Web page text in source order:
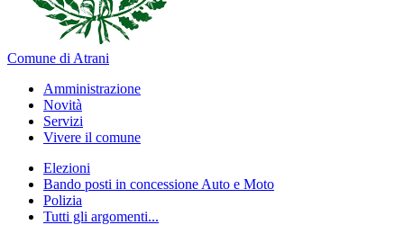
Comune di Atrani
Amministrazione
Novità
Servizi
Vivere il comune
Elezioni
Bando posti in concessione Auto e Moto
Polizia
Tutti gli argomenti...